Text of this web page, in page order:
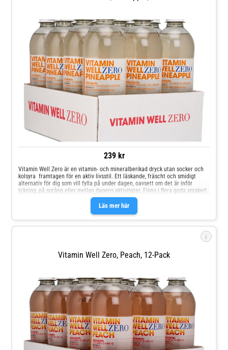
239 kr
Läs mer här
Vitamin Well Zero är en vitamin- och mineralberikad dryck utan socker och
kolsyra  framtagen för en aktiv livsstil. Ett läskande, fräscht och smidigt
alternativ för dig som vill fylla på under dagen, oavsett om det är inför
träning, på språng eller mellan dagens aktiviteter. Finns i flera goda smaker!
i
Vitamin Well Zero, Peach, 12-Pack